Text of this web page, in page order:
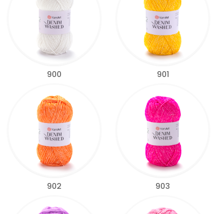
900 901
902 903